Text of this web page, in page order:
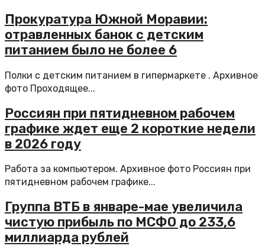
Прокуратура Южной Моравии:
отравленных банок с детским
питанием было не более 6
Полки с детским питанием в гипермаркете . Архивное
фото Проходящее...
Россиян при пятидневном рабочем
графике ждет еще 2 короткие недели
в 2026 году
Работа за компьютером. Архивное фото Россиян при
пятидневном рабочем графике...
Группа ВТБ в январе-мае увеличила
чистую прибыль по МСФО до 233,6
миллиарда рублей